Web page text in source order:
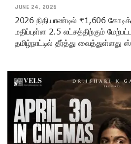
JUNE 24, 2026
2026 நிதியாண்டில் ₹1,606
மதிப்புள்ள 2.5 லட்சத்திற்கும்
தமிழ்நாட்டில் தீர்த்து